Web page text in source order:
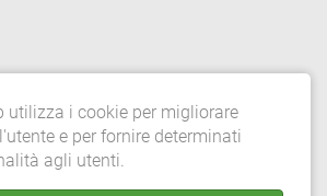
utilizza i cookie per migliorare
e per fornire determinati
agli utenti.